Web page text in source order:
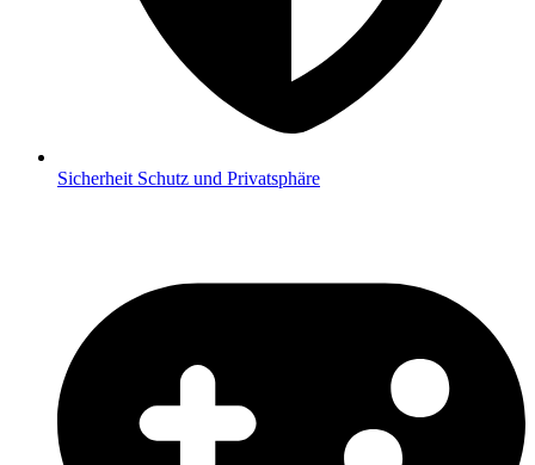
Sicherheit Schutz und Privatsphäre